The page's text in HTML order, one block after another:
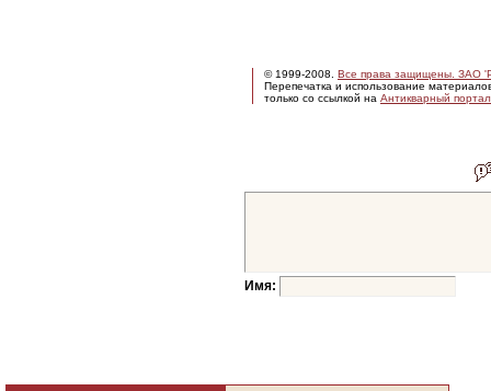
© 1999-2008. Все права защищены. ЗАО
Перепечатка и использование
только со ссылкой на Антикварный
Имя: